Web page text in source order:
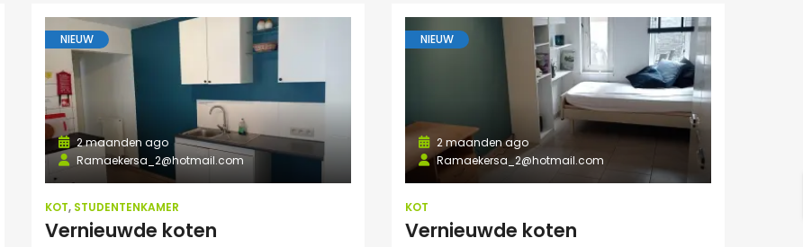
NIEUW
Ramaekersa_2@hotmail.com
2 maanden ago
KOT, STUDENTENKAMER
Vernieuwde koten
NIEUW
Ramaekersa_2@hotmail.com
2 maanden ago
KOT
Vernieuwde koten